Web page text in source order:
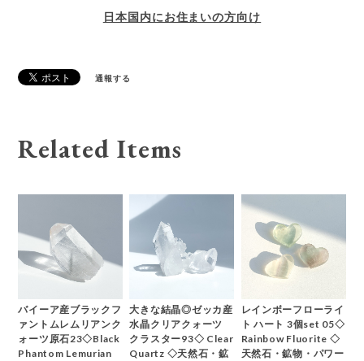
日本国内にお住まいの方向け
通報する
Related Items
バイーア産ブラックフ
ァントムレムリアンク
ォーツ原石23◇Black
Phantom Lemurian
大きな結晶◎ゼッカ産
水晶クリアクォーツ
クラスター93◇ Clear
Quartz ◇天然石・鉱
レインボーフローライ
ト ハート 3個set 05◇
Rainbow Fluorite ◇
天然石・鉱物・パワー